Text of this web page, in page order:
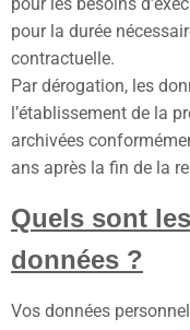
pour la durée
contractuelle.
Par dérogation, les
l’établissement de la
archivées
ans après la fin de la
Quels sont
données ?
Vos données